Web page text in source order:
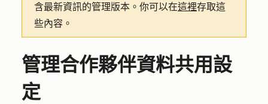
含最新資訊的管理版本。你可以在這裡存取這
些內容。
管理合作夥伴資料共用設
定